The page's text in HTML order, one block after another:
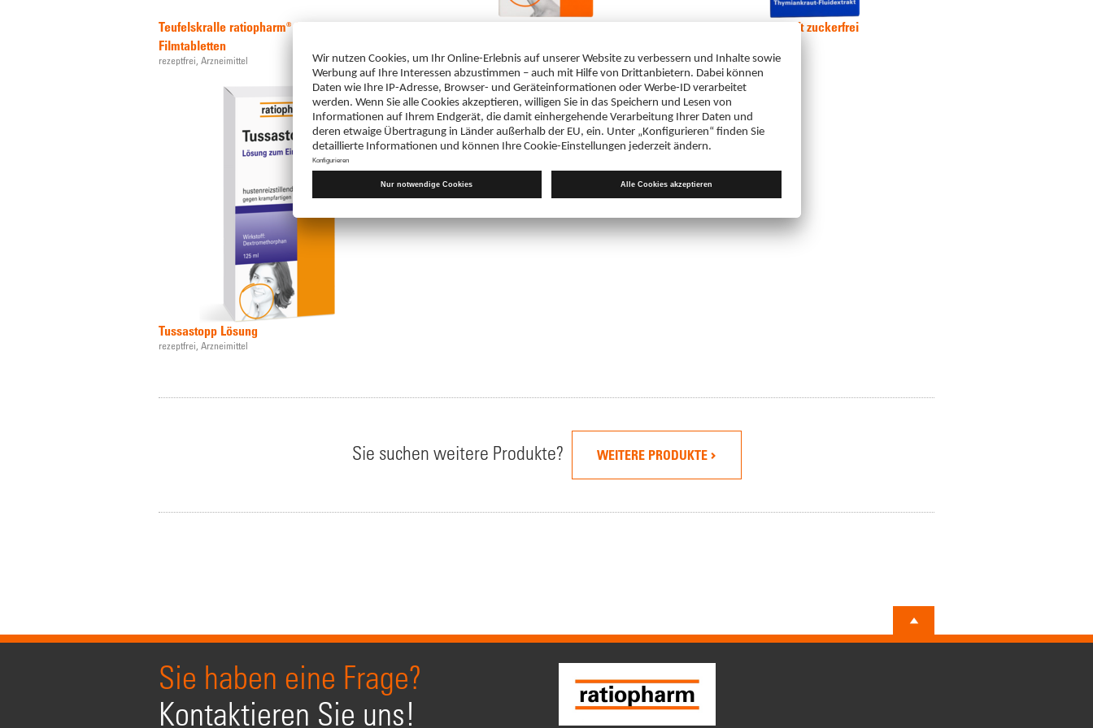
Teufelskralle ratiopharm® 480 mg
Filmtabletten
rezeptfrei, Arzneimittel
Tussamag Hustensaft zuckerfrei
Tussastopp Lösung
rezeptfrei, Arzneimittel
Sie suchen weitere Produkte? WEITERE PRODUKTE
Sie haben eine Frage?
Kontaktieren Sie uns!